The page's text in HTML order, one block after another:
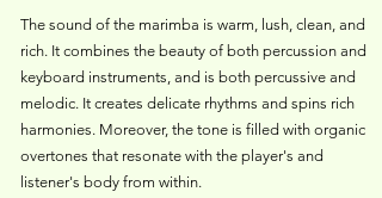
The sound of the marimba is warm, lush, clean, and
rich. It combines the beauty of both percussion and
keyboard instruments, and is both percussive and
melodic. It creates delicate rhythms and spins rich
harmonies. Moreover, the tone is filled with organic
overtones that resonate with the player's and
listener's body from within.